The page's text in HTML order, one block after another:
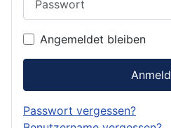
Angemeldet bleiben
Passwort vergessen?